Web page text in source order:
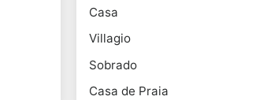
Casa
Villagio
Sobrado
Casa de Praia